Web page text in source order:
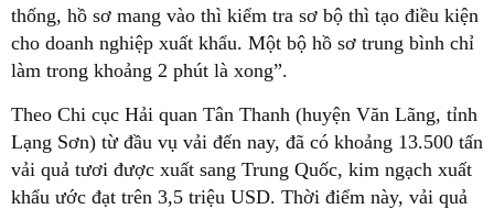
thống, hồ sơ mang vào thì kiểm tra sơ bộ thì tạo điều kiện
cho doanh nghiệp xuất khẩu. Một bộ hồ sơ trung bình chỉ
làm trong khoảng 2 phút là xong”.
Theo Chi cục Hải quan Tân Thanh (huyện Văn Lãng, tỉnh
Lạng Sơn) từ đầu vụ vải đến nay, đã có khoảng 13.500 tấn
vải quả tươi được xuất sang Trung Quốc, kim ngạch xuất
khẩu ước đạt trên 3,5 triệu USD. Thời điểm này, vải quả